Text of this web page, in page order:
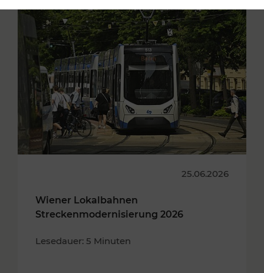
25.06.2026
Wiener Lokalbahnen
Streckenmodernisierung 2026
Lesedauer: 5 Minuten